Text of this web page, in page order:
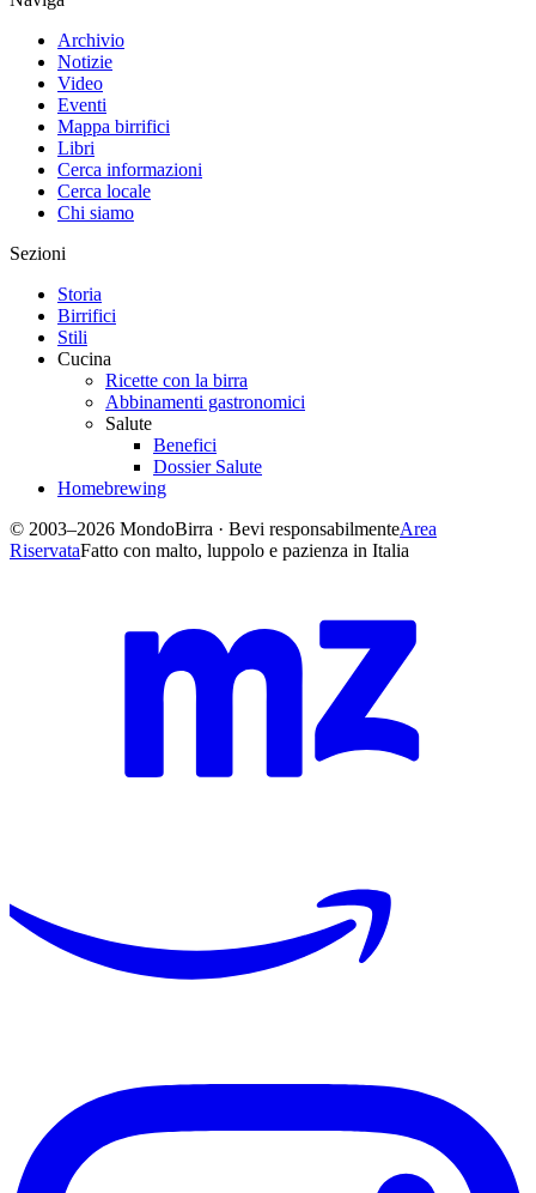
Archivio
Notizie
Video
Eventi
Mappa birrifici
Libri
Cerca informazioni
Cerca locale
Chi siamo
Sezioni
Storia
Birrifici
Stili
Cucina
Ricette con la birra
Abbinamenti gastronomici
Salute
Benefici
Dossier Salute
Homebrewing
© 2003–2026 MondoBirra · Bevi responsabilmenteArea
RiservataFatto con malto, luppolo e pazienza in Italia